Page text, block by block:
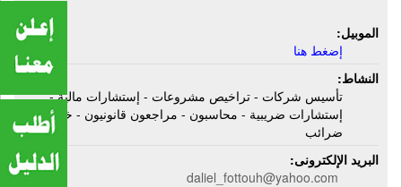
الموبيل:
إضغط هنا
النشاط:
تأسيس شركات - تراخيص مشروعات - إستشارات مالية -
إستشارات ضريبية - محاسبون - مراجعون قانونيون - خبراء
ضرائب
البريد الإلكترونى:
daliel_fottouh@yahoo.com